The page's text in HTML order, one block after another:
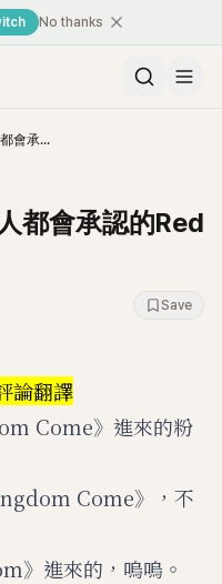
No thanks
韓娛熱議-老實說所有人都會承認的Red Velvet收錄曲第一名
都會承認的Red
Save
論翻譯
Come》進來的粉
Come》，不
》進來的，嗚嗚。